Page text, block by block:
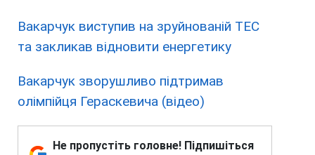
Вакарчук виступив на зруйнованій ТЕС
та закликав відновити енергетику
Вакарчук зворушливо підтримав
олімпійця Гераскевича (відео)
Не пропустіть головне! Підпишіться